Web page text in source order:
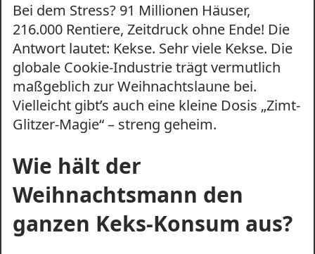
Bei dem Stress? 91 Millionen Häuser,
216.000 Rentiere, Zeitdruck ohne Ende! Die
Antwort lautet: Kekse. Sehr viele Kekse. Die
globale Cookie-Industrie trägt vermutlich
maßgeblich zur Weihnachtslaune bei.
Vielleicht gibt’s auch eine kleine Dosis „Zimt-
Glitzer-Magie“ – streng geheim.
Wie hält der
Weihnachtsmann den
ganzen Keks-Konsum aus?